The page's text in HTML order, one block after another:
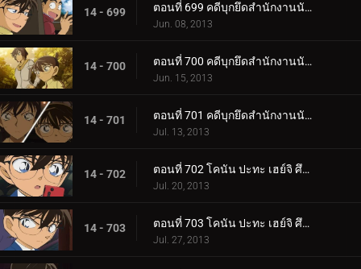
14 - 699 ตอนที่ 699 คดีบุกยึดสำนักงานนักสืบ (ตอน 1)
Jun. 08, 2013
14 - 700 ตอนที่ 700 คดีบุกยึดสำนักงานนักสืบ (ตอน 2)
Jun. 15, 2013
14 - 701 ตอนที่ 701 คดีบุกยึดสำนักงานนักสืบ (ตอน 3)
Jul. 13, 2013
14 - 702 ตอนที่ 702 โคนัน ปะทะ เฮย์จิ ศึกดวลสองนักสืบตะวันออกตะวันตก (ตอนพิเศษ 1) ยอดนักสืบจิ๋วโคนัน เดอะซี.
Jul. 20, 2013
14 - 703 ตอนที่ 703 โคนัน ปะทะ เฮย์จิ ศึกดวลสองนักสืบตะวันออกตะวันตก (ตอนพิเศษ 2) ยอดนักสืบจิ๋วโคนัน เดอะซี.
Jul. 27, 2013